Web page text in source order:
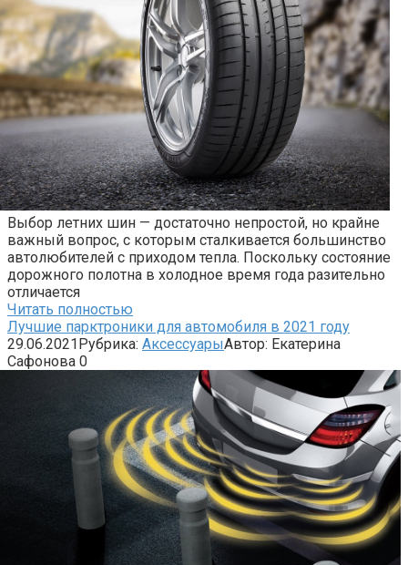
Выбор летних шин — достаточно непростой, но крайне
важный вопрос, с которым сталкивается большинство
автолюбителей с приходом тепла. Поскольку состояние
дорожного полотна в холодное время года разительно
отличается
Читать полностью
Лучшие парктроники для автомобиля в 2021 году
29.06.2021Рубрика: АксессуарыАвтор: Екатерина
Сафонова 0